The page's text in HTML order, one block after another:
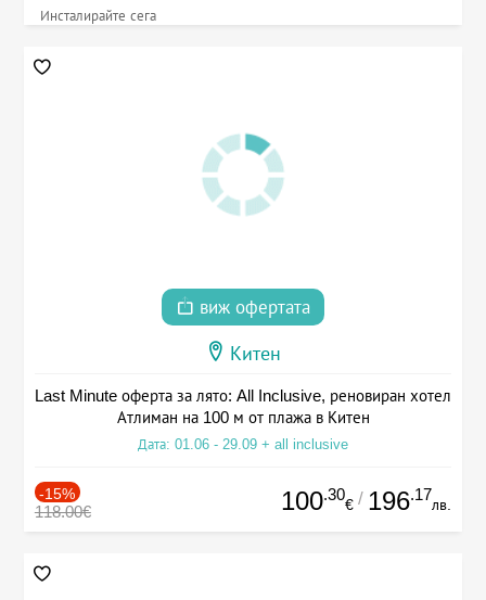
Инсталирайте сега
виж офертата
Китен
Last Minute оферта за лято: All Inclusive, реновиран хотел
Атлиман на 100 м от плажа в Китен
Дата: 01.06 - 29.09 + all inclusive
-15%
118.00€ 100.30
€ / 196.17
лв.